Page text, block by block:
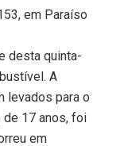
em Paraíso
desta quinta-
A
levados para o
de 17 anos, foi
em